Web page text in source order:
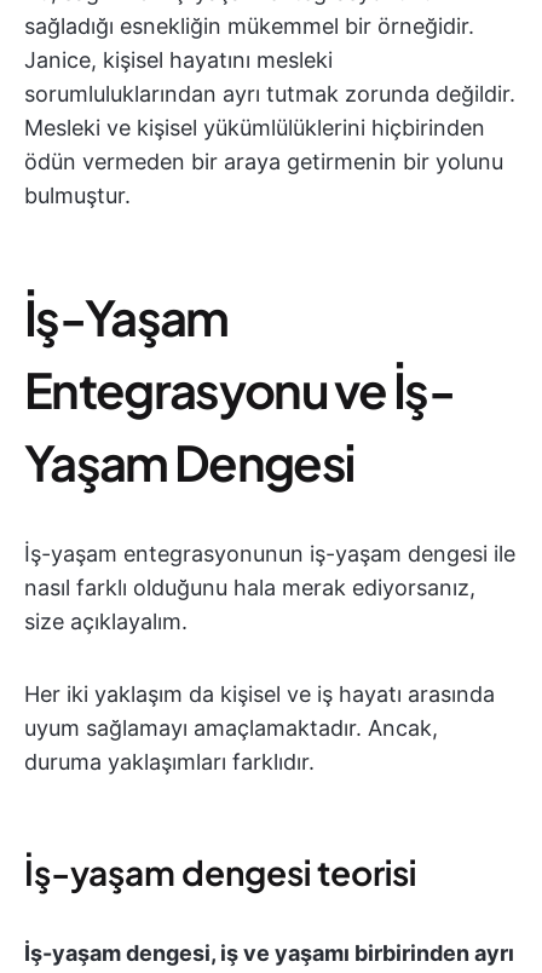
sağladığı esnekliğin mükemmel bir örneğidir.
Janice, kişisel hayatını mesleki
sorumluluklarından ayrı tutmak zorunda değildir.
Mesleki ve kişisel yükümlülüklerini hiçbirinden
ödün vermeden bir araya getirmenin bir yolunu
bulmuştur.
İş-Yaşam
Entegrasyonu ve İş-
Yaşam Dengesi
İş-yaşam entegrasyonunun iş-yaşam dengesi ile
nasıl farklı olduğunu hala merak ediyorsanız,
size açıklayalım.
Her iki yaklaşım da kişisel ve iş hayatı arasında
uyum sağlamayı amaçlamaktadır. Ancak,
duruma yaklaşımları farklıdır.
İş-yaşam dengesi teorisi
İş-yaşam dengesi, iş ve yaşamı birbirinden ayrı